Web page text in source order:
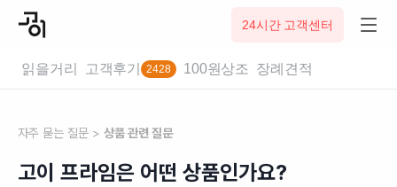
24시간 고객센터
읽을거리 고객후기 2428 100원상조 장례견적
자주 묻는 질문 > 상품 관련 질문
고이 프라임은 어떤 상품인가요?